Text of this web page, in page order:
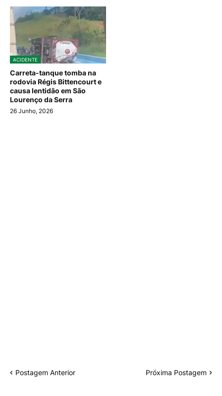
ACIDENTE
Carreta-tanque tomba na
rodovia Régis Bittencourt e
causa lentidão em São
Lourenço da Serra
26 Junho, 2026
Postagem Anterior Próxima Postagem